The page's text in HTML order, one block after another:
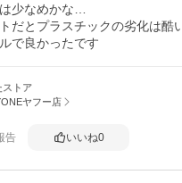
少なめかな…
だとプラスチックの劣化は酷
で良かったです
ストア
ヤフー店
告 いいね0